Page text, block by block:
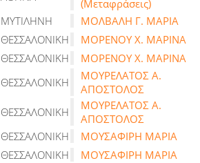
(Μεταφράσεις)
ΜΥΤΙΛΗΝΗ
ΜΟΛΒΑΛΗ Γ. ΜΑΡΙΑ
ΘΕΣΣΑΛΟΝΙΚΗ
ΜΟΡΕΝΟΥ Χ. ΜΑΡΙΝΑ
ΘΕΣΣΑΛΟΝΙΚΗ
ΜΟΡΕΝΟΥ Χ. ΜΑΡΙΝΑ
ΘΕΣΣΑΛΟΝΙΚΗ
ΜΟΥΡΕΛΑΤΟΣ Α.
ΑΠΟΣΤΟΛΟΣ
ΘΕΣΣΑΛΟΝΙΚΗ
ΜΟΥΡΕΛΑΤΟΣ Α.
ΑΠΟΣΤΟΛΟΣ
ΘΕΣΣΑΛΟΝΙΚΗ
ΜΟΥΣΑΦΙΡΗ ΜΑΡΙΑ
ΘΕΣΣΑΛΟΝΙΚΗ
ΜΟΥΣΑΦΙΡΗ ΜΑΡΙΑ